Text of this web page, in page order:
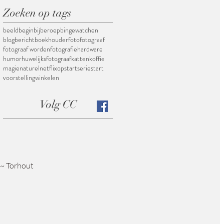
Zoeken op tags
beeldbeginbijberoepbingewatchen
blogberichtboekhouderfotofotograaf
fotograaf wordenfotografiehardware
humorhuwelijksfotograafkattenkoffie
magienaturelnetflixopstartseriestart
voorstellingwinkelen
Volg CC
~ Torhout